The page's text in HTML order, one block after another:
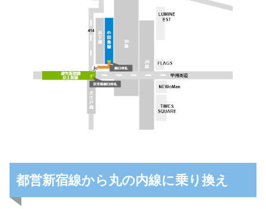
都営新宿線から丸の内線に乗り換え